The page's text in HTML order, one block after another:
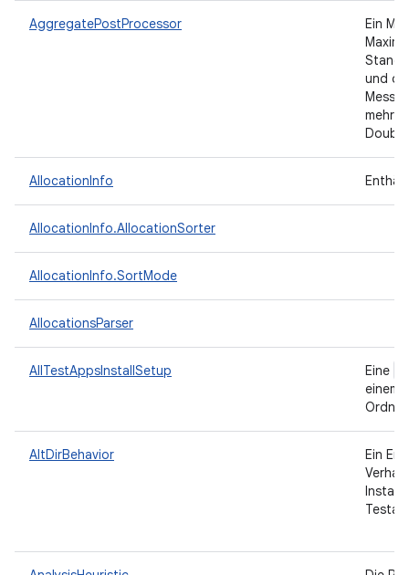
AggregatePostProcessor
Ein
und
AllocationInfo
AllocationInfo.AllocationSorter
AllocationInfo.SortMode
AllocationsParser
AllTestAppsInstallSetup Eine
einem
AltDirBehavior
Ein